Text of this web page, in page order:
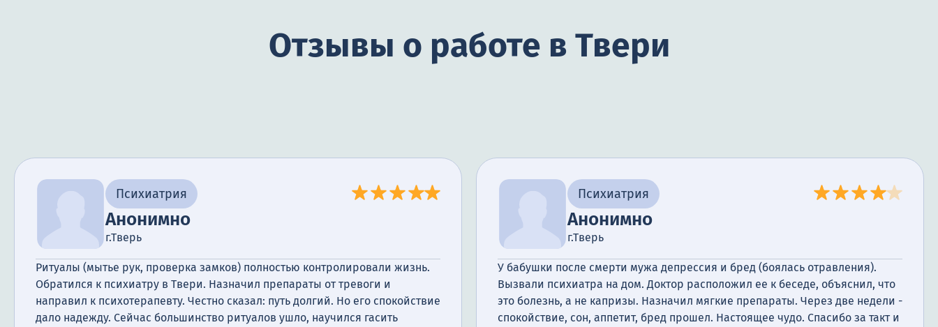
Отзывы о работе в Твери
Психиатрия
Анонимно
г.Тверь
Ритуалы (мытье рук, проверка замков) полностью контролировали жизнь.
Обратился к психиатру в Твери. Назначил препараты от тревоги и
направил к психотерапевту. Честно сказал: путь долгий. Но его спокойствие
дало надежду. Сейчас большинство ритуалов ушло, научился гасить
Психиатрия
Анонимно
г.Тверь
У бабушки после смерти мужа депрессия и бред (боялась отравления).
Вызвали психиатра на дом. Доктор расположил ее к беседе, объяснил, что
это болезнь, а не капризы. Назначил мягкие препараты. Через две недели -
спокойствие, сон, аппетит, бред прошел. Настоящее чудо. Спасибо за такт и